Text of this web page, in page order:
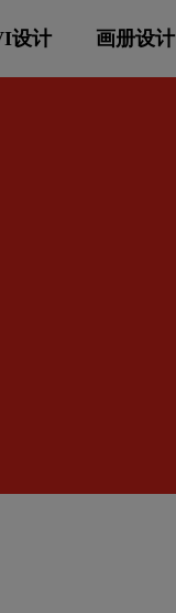
设计 画册设计